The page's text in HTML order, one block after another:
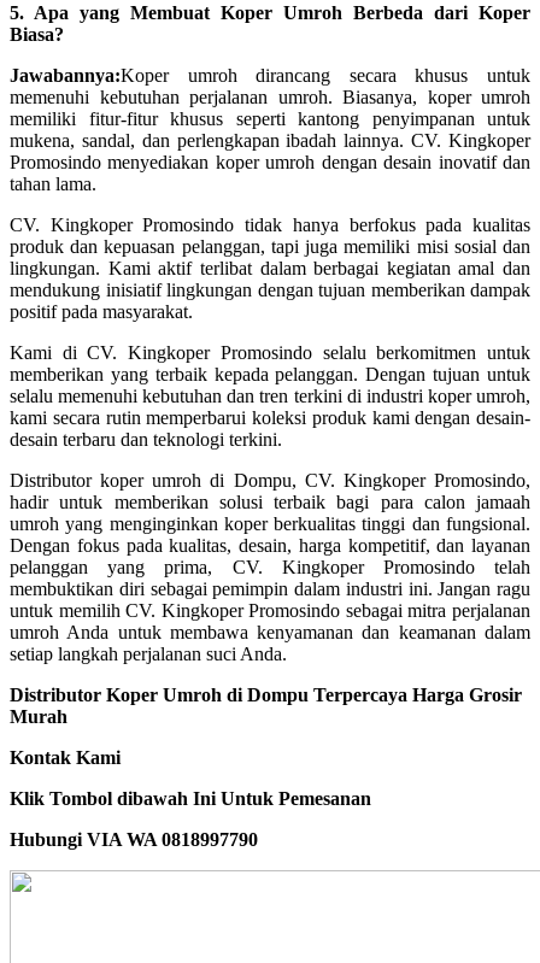
5. Apa yang Membuat Koper Umroh Berbeda dari Koper
Biasa?
Jawabannya:Koper umroh dirancang secara khusus untuk
memenuhi kebutuhan perjalanan umroh. Biasanya, koper umroh
memiliki fitur-fitur khusus seperti kantong penyimpanan untuk
mukena, sandal, dan perlengkapan ibadah lainnya. CV. Kingkoper
Promosindo menyediakan koper umroh dengan desain inovatif dan
tahan lama.
CV. Kingkoper Promosindo tidak hanya berfokus pada kualitas
produk dan kepuasan pelanggan, tapi juga memiliki misi sosial dan
lingkungan. Kami aktif terlibat dalam berbagai kegiatan amal dan
mendukung inisiatif lingkungan dengan tujuan memberikan dampak
positif pada masyarakat.
Kami di CV. Kingkoper Promosindo selalu berkomitmen untuk
memberikan yang terbaik kepada pelanggan. Dengan tujuan untuk
selalu memenuhi kebutuhan dan tren terkini di industri koper umroh,
kami secara rutin memperbarui koleksi produk kami dengan desain-
desain terbaru dan teknologi terkini.
Distributor koper umroh di Dompu, CV. Kingkoper Promosindo,
hadir untuk memberikan solusi terbaik bagi para calon jamaah
umroh yang menginginkan koper berkualitas tinggi dan fungsional.
Dengan fokus pada kualitas, desain, harga kompetitif, dan layanan
pelanggan yang prima, CV. Kingkoper Promosindo telah
membuktikan diri sebagai pemimpin dalam industri ini. Jangan ragu
untuk memilih CV. Kingkoper Promosindo sebagai mitra perjalanan
umroh Anda untuk membawa kenyamanan dan keamanan dalam
setiap langkah perjalanan suci Anda.
Distributor Koper Umroh di Dompu Terpercaya Harga Grosir
Murah
Kontak Kami
Klik Tombol dibawah Ini Untuk Pemesanan
Hubungi VIA WA 0818997790